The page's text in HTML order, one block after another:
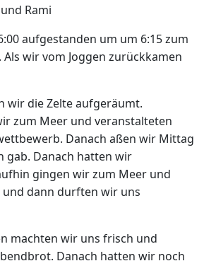
Rami
aufgestanden um um 6:15 zum
wir vom Joggen zurückkamen
wir die Zelte aufgeräumt.
zum Meer und veranstalteten
Danach aßen wir Mittag
gab. Danach hatten wir
gingen wir zum Meer und
dann durften wir uns
machten wir uns frisch und
Danach hatten wir noch